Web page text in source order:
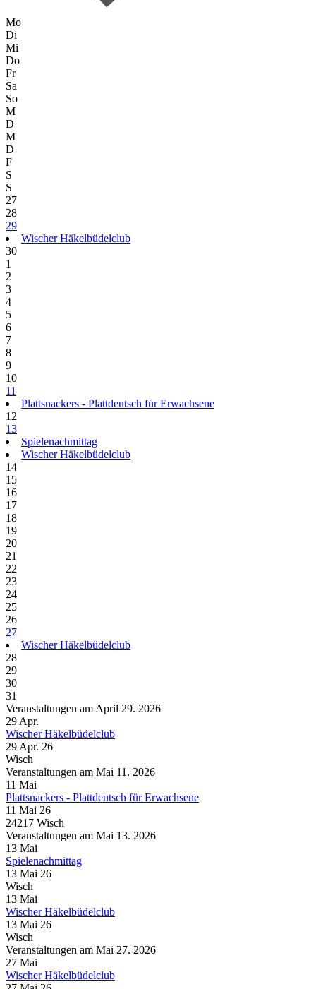
Mo
Di
Mi
Do
Fr
Sa
So
M
D
M
D
F
S
S
27
28
29
Wischer Häkelbüdelclub
30
1
2
3
4
5
6
7
8
9
10
11
Plattsnackers - Plattdeutsch für Erwachsene
12
13
Spielenachmittag
Wischer Häkelbüdelclub
14
15
16
17
18
19
20
21
22
23
24
25
26
27
Wischer Häkelbüdelclub
28
29
30
31
Veranstaltungen am April 29. 2026
29 Apr.
Wischer Häkelbüdelclub
29 Apr. 26
Wisch
Veranstaltungen am Mai 11. 2026
11 Mai
Plattsnackers - Plattdeutsch für Erwachsene
11 Mai 26
24217 Wisch
Veranstaltungen am Mai 13. 2026
13 Mai
Spielenachmittag
13 Mai 26
Wisch
13 Mai
Wischer Häkelbüdelclub
13 Mai 26
Wisch
Veranstaltungen am Mai 27. 2026
27 Mai
Wischer Häkelbüdelclub